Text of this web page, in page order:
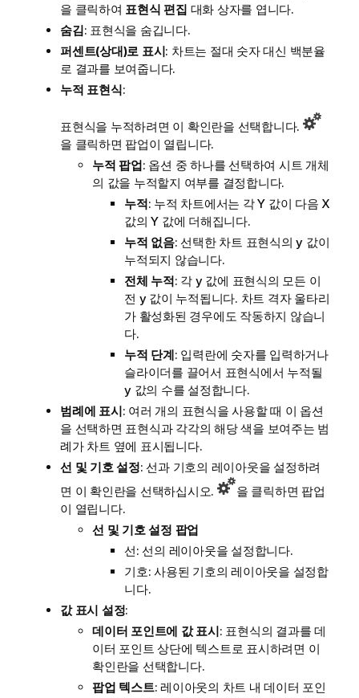
을 클릭하여 표현식 편집 대화 상자를 엽니다.
숨김: 표현식을 숨깁니다.
퍼센트(상대)로 표시: 차트는 절대 숫자 대신 백분율
로 결과를 보여줍니다.
누적 표현식:
표현식을 누적하려면 이 확인란을 선택합니다.
을 클릭하면 팝업이 열립니다.
누적 팝업: 옵션 중 하나를 선택하여 시트 개체
의 값을 누적할지 여부를 결정합니다.
누적: 누적 차트에서는 각 Y 값이 다음 X
값의 Y 값에 더해집니다.
누적 없음: 선택한 차트 표현식의 y 값이
누적되지 않습니다.
전체 누적: 각 y 값에 표현식의 모든 이
전 y 값이 누적됩니다. 차트 격자 울타리
가 활성화된 경우에도 작동하지 않습니
다.
누적 단계: 입력란에 숫자를 입력하거나
슬라이더를 끌어서 표현식에서 누적될
y 값의 수를 설정합니다.
범례에 표시: 여러 개의 표현식을 사용할 때 이 옵션
을 선택하면 표현식과 각각의 해당 색을 보여주는 범
례가 차트 옆에 표시됩니다.
선 및 기호 설정: 선과 기호의 레이아웃을 설정하려
면 이 확인란을 선택하십시오.
을 클릭하면 팝업
이 열립니다.
선 및 기호 설정 팝업
선: 선의 레이아웃을 설정합니다.
기호: 사용된 기호의 레이아웃을 설정합
니다.
값 표시 설정:
데이터 포인트에 값 표시: 표현식의 결과를 데
이터 포인트 상단에 텍스트로 표시하려면 이
확인란을 선택합니다.
팝업 텍스트: 레이아웃의 차트 내 데이터 포인